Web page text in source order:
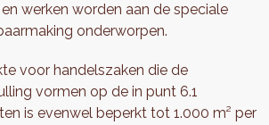
werken worden aan de speciale
onderworpen.
voor handelszaken die de
vormen op de in punt 6.1
is evenwel beperkt tot 1.000 m² per